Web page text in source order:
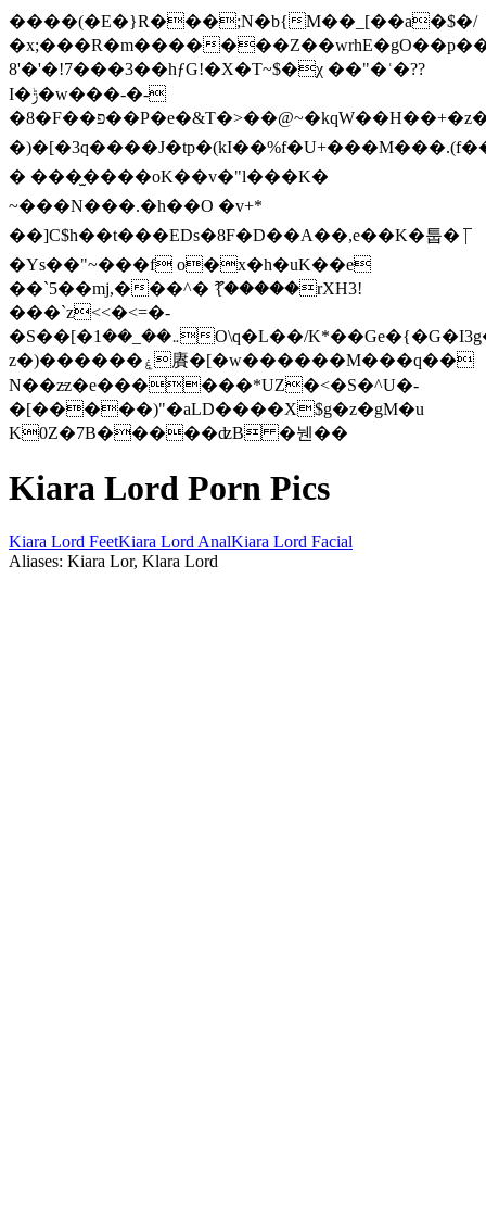
����(�E�}R���;N�b{M��_[��a�$�/
�x;���R�m����
8'�'�!7���3��hƒG!�X�T~$�χ ��"�ʿ�??
I�ݱ�w���-�-
�8�F��פ��P�e�&T�>��@~�kqW��H��+�z���D�-
�)�[�3q���� J�tp�(kI��%f�U+���M���.
� ���̫����oK��v�"l���K�
~���N���.�h��O �v+*
��]C$h��t���EDs�8F�D��A��,e��K�툽� |̅
�Ys��"~���f o�x�h�uK��e
��`5��mj,���^� ޫ{�����rXH3!
���`z<<�<=�-
�S��[�܅��_��1O\q�L��/K*��Ge�{�G�I3g�
z�)������ۼ賡�[�w������M���q��
N��z̵z�e������*UZ�<�S�^U�-
�[�����)"�aLD����X$g�z�gM�u
K0Z�7B�����ʣB �뉀��
Kiara Lord Porn Pics
Kiara Lord FeetKiara Lord AnalKiara Lord Facial
Aliases: Kiara Lor, Klara Lord